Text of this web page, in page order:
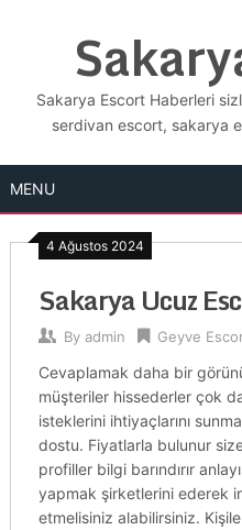
Sakarya Escort Haberleri
serdivan escort, sakarya
MENU
4 Ağustos 2024
Sakarya Ucuz
By admin Geyve
Cevaplamak daha bir
müşteriler hissederler çok
isteklerini ihtiyaçlarını
dostu. Fiyatlarla bulunur
profiller bilgi barındırır
yapmak şirketlerini ederek
etmelisiniz alabilirsiniz.